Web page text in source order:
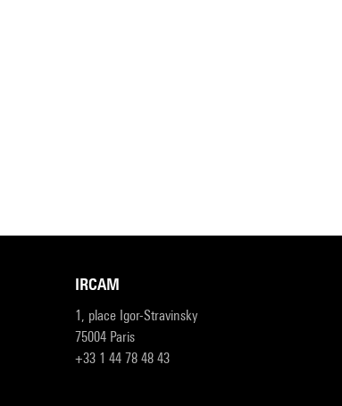
IRCAM
1, place Igor-Stravinsky
75004 Paris
+33 1 44 78 48 43